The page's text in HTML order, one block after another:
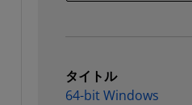
タイトル
64-bit Windows